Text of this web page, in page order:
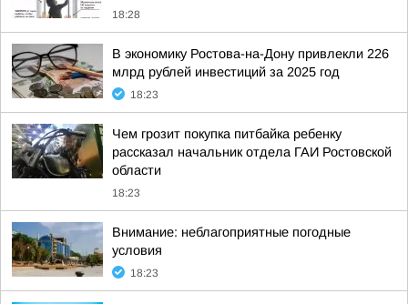
18:28
В экономику Ростова-на-Дону привлекли 226
млрд рублей инвестиций за 2025 год
18:23
Чем грозит покупка питбайка ребенку
рассказал начальник отдела ГАИ Ростовской
области
18:23
Внимание: неблагоприятные погодные
условия
18:23